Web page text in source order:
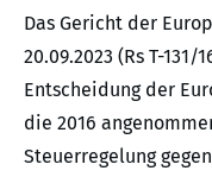
Das Gericht der
20.09.2023 (Rs T-
Entscheidung der
die 2016
Steuerregelung